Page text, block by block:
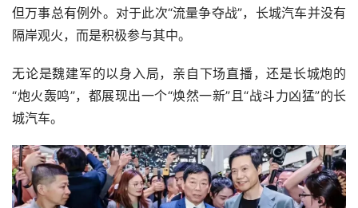
但万事总有例外。对于此次“流量争夺战”，长城汽车并没有
隔岸观火，而是积极参与其中。
无论是魏建军的以身入局，亲自下场直播，还是长城炮的
“炮火轰鸣”，都展现出一个“焕然一新”且“战斗力凶猛”的长
城汽车。